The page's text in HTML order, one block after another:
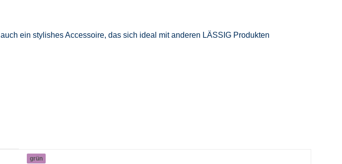
ein stylishes Accessoire, das sich ideal mit anderen LÄSSIG Produkten
grün